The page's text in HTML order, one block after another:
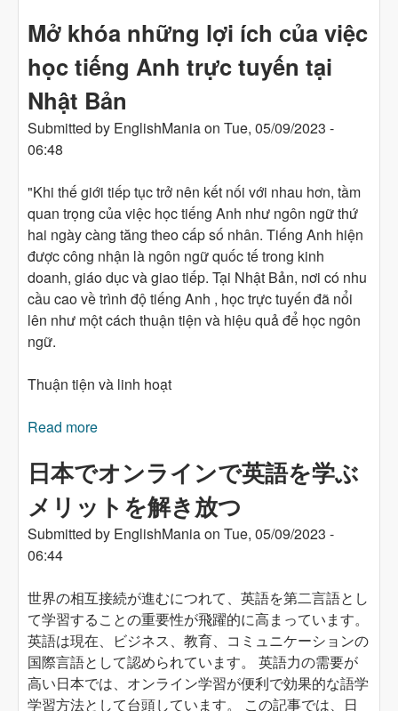
Mở khóa những lợi ích của việc
học tiếng Anh trực tuyến tại
Nhật Bản
Submitted by EnglishManiaon Tue, 05/09/2023 -
06:48
"Khi thế giới tiếp tục trở nên kết nối với nhau hơn, tầm
quan trọng của việc học tiếng Anh như ngôn ngữ thứ
hai ngày càng tăng theo cấp số nhân. Tiếng Anh hiện
được công nhận là ngôn ngữ quốc tế trong kinh
doanh, giáo dục và giao tiếp. Tại Nhật Bản, nơi có nhu
cầu cao về trình độ tiếng Anh , học trực tuyến đã nổi
lên như một cách thuận tiện và hiệu quả để học ngôn
ngữ.
Thuận tiện và linh hoạt
Read more
日本でオンラインで英語を学ぶ
メリットを解き放つ
Submitted by EnglishManiaon Tue, 05/09/2023 -
06:44
世界の相互接続が進むにつれて、英語を第二言語とし
て学習することの重要性が飛躍的に高まっています。
英語は現在、ビジネス、教育、コミュニケーションの
国際言語として認められています。 英語力の需要が
高い日本では、オンライン学習が便利で効果的な語学
学習方法として台頭しています。 この記事では、日